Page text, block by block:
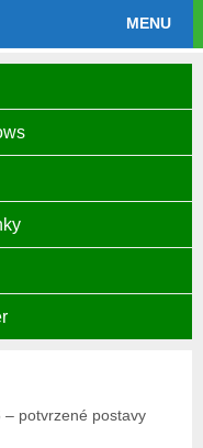
MENU
potvrzené postavy